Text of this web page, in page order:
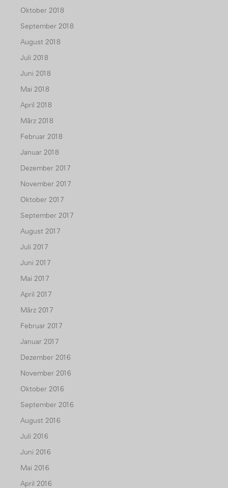
Oktober 2018
September 2018
August 2018
Juli 2018
Juni 2018
Mai 2018
April 2018
März 2018
Februar 2018
Januar 2018
Dezember 2017
November 2017
Oktober 2017
September 2017
August 2017
Juli 2017
Juni 2017
Mai 2017
April 2017
März 2017
Februar 2017
Januar 2017
Dezember 2016
November 2016
Oktober 2016
September 2016
August 2016
Juli 2016
Juni 2016
Mai 2016
April 2016